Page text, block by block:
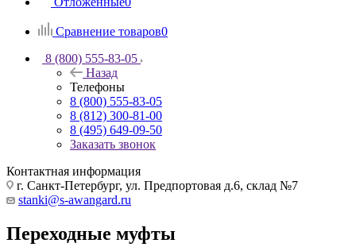
Сравнение товаров0
8 (800) 555-83-05
Назад
Телефоны
8 (800) 555-83-05
8 (812) 300-81-00
8 (495) 649-09-50
Заказать звонок
Контактная информация
г. Санкт-Петербург, ул. Предпортовая д.6, склад №7
stanki@s-awangard.ru
Переходные муфты